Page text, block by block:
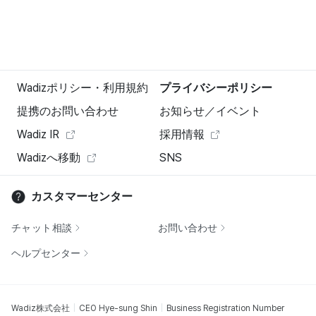
Wadizポリシー・利用規約
プライバシーポリシー
提携のお問い合わせ
お知らせ／イベント
Wadiz IR
採用情報
Wadizへ移動
SNS
カスタマーセンター
チャット相談 お問い合わせ
ヘルプセンター
Wadiz株式会社 CEO Hye-sung Shin Business Registration Number